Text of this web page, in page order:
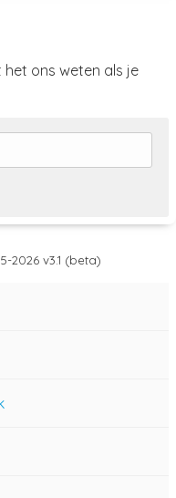
ons weten als je
-2026 v3.1 (beta)